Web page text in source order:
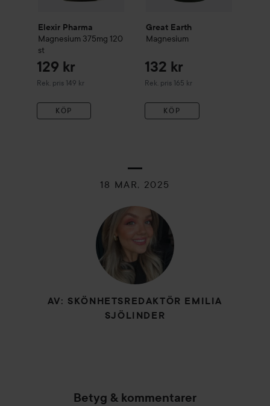
Elexir Pharma
Magnesium 375mg 120
st
129 kr
Rek. pris 149 kr
Rekommenderat pris 149 kr
KÖP
Great Earth
Magnesium
132 kr
Rek. pris 165 kr
Rekommenderat pris 165 kr
KÖP
18 MAR, 2025
AV: SKÖNHETSREDAKTÖR EMILIA
SJÖLINDER
Betyg & kommentarer